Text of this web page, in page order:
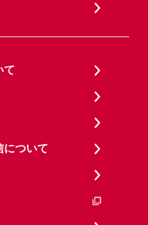
て
について